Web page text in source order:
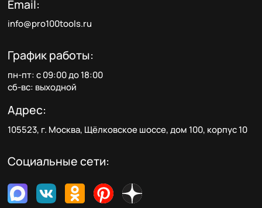
Email:
info@pro100tools.ru
График работы:
пн-пт: с 09:00 до 18:00
сб-вс: выходной
Адрес:
105523, г. Москва, Щёлковское шоссе, дом 100, корпус 10
Социальные сети: